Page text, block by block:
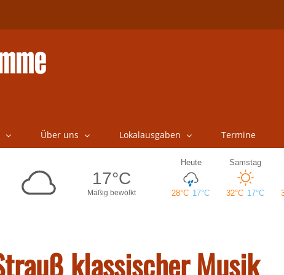
Über uns Lokalausgaben Termine
klassischer Musik